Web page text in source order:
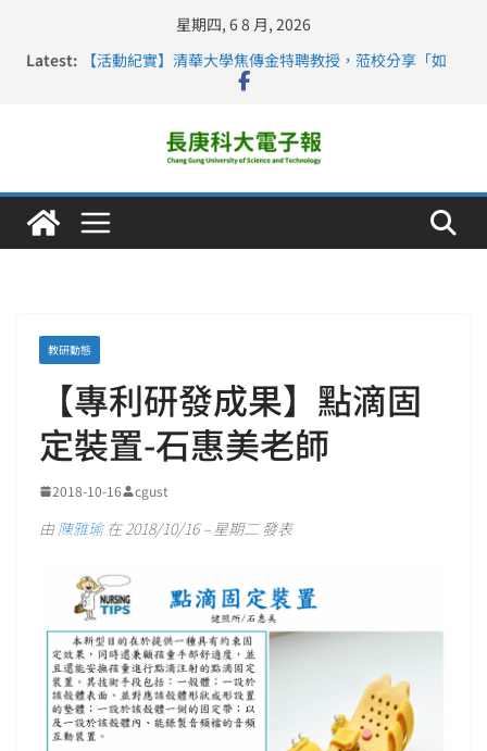
星期四, 6 8 月, 2026
Latest:
【活動紀實】清華大學焦傳金特聘教授，蒞校分享「如
長庚科大連四年穩居《遠見》醫學大學第5名 辦學實力再
深化永續醫療 長庚科大攜菲、印頂尖大學跨國合作
長庚科大護理系勇奪2026羅馬尼亞歐洲盃國際發明展雙
金牌暨雙特別獎 AI智慧照護與護理教育創新獲國際肯定
教研動態
【專利研發成果】點滴固
定裝置-石惠美老師
2018-10-16 cgust
由陳雅瑜在 2018/10/16 – 星期二 發表